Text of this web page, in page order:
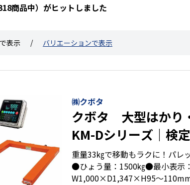
商品中）がヒットしました
表示 バリエーションで表示
㈱クボタ
クボタ 大型はかり
KM-Dシリーズ｜検
ひょう量1500㎏
重量33㎏で移動もラクに！パレ
●ひょう量：1500㎏●最小表示
W1,000×D1,347×H95～